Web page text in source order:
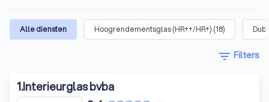
Alle diensten Hoogrendementsglas (HR++/HR+) (18)
filter_list Filters
1.Interieurglas bvba